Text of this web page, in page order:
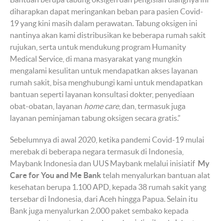
diharapkan dapat meringankan beban para pasien Covid-
19 yang kini masih dalam perawatan. Tabung oksigen ini
nantinya akan kami distribusikan ke beberapa rumah sakit
rujukan, serta untuk mendukung program Humanity
Medical Service, di mana masyarakat yang mungkin
mengalami kesulitan untuk mendapatkan akses layanan
rumah sakit, bisa menghubungi kami untuk mendapatkan
bantuan seperti layanan konsultasi dokter, penyediaan
obat-obatan, layanan home care, dan, termasuk juga
layanan peminjaman tabung oksigen secara gratis.”
Sebelumnya di awal 2020, ketika pandemi Covid-19 mulai
merebak di beberapa negara termasuk di Indonesia,
Maybank Indonesia dan UUS Maybank melalui inisiatif My
Care for You and Me Bank telah menyalurkan bantuan alat
kesehatan berupa 1.100 APD, kepada 38 rumah sakit yang
tersebar di Indonesia, dari Aceh hingga Papua. Selain itu
Bank juga menyalurkan 2.000 paket sembako kepada